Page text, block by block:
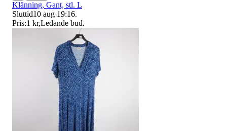
Klänning, Gant, stl. L
Sluttid10 aug 19:16.
Pris:1 kr,Ledande bud.